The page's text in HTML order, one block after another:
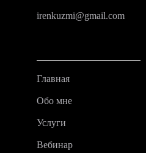
irenkuzmi@gmail.com
Главная
Обо мне
Услуги
Вебинар